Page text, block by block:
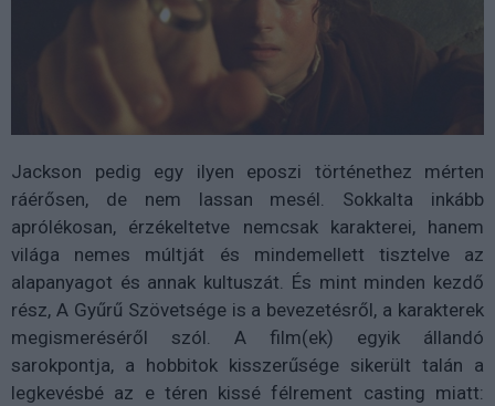
Jackson pedig egy ilyen eposzi történethez mérten
ráérősen, de nem lassan mesél. Sokkalta inkább
aprólékosan, érzékeltetve nemcsak karakterei, hanem
világa nemes múltját és mindemellett tisztelve az
alapanyagot és annak kultuszát. És mint minden kezdő
rész, A Gyűrű Szövetsége is a bevezetésről, a karakterek
megismeréséről szól. A film(ek) egyik állandó
sarokpontja, a hobbitok kisszerűsége sikerült talán a
legkevésbé az e téren kissé félrement casting miatt: